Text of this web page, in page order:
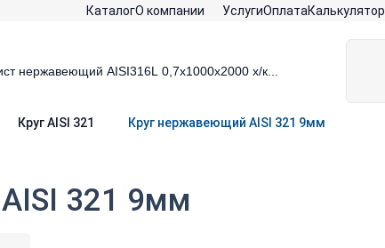
КаталогО компании УслугиОплатаКалькулятор
Круг AISI 321 Круг нержавеющий AISI 321 9мм
321 9мм